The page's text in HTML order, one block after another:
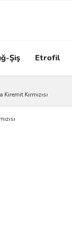
Şiş Etrofil
Kırmızısı